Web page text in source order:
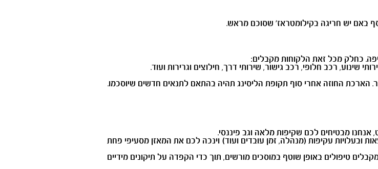
באם יש חריגה בקילומטראז' שסוכם מראש.
כחלק מכל זאת הלקוחות מקבלים:
שינוע, רכב חלופי, רכב גישור, שירותי דרך, חילוצים וגרירות ועוד.
הארכת החוזה אחרי סוף תקופת הליסינג תהיה בהתאם לתנאים חדשים שיוסכמו.
מבטיחים לכם שקיפות מלאה וגב פיננסי.
ובעלויות עקיפות (מנהלה, זמן עובדים ועוד) וינכה לכם את המאזן מסעיפי פחת
טיפולים באופן שוטף במוסכים מורשים, תוך כדי הקפדה על תיקונים מידיים